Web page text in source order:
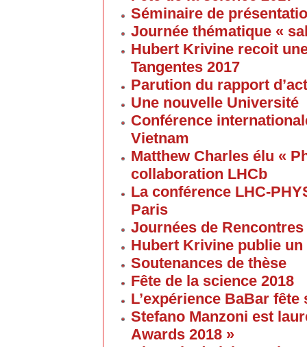
Séminaire de
Journée thématique «
Hubert Krivine recoit
Tangentes 2017
Parution du rapport
Une nouvelle Université
Conférence
Vietnam
Matthew Charles élu «
collaboration LHCb
La conférence LHC-
Paris
Journées de
Hubert Krivine publie
Soutenances de thèse
Fête de la science 2018
L’expérience BaBar fête
Stefano Manzoni est
Awards 2018 »